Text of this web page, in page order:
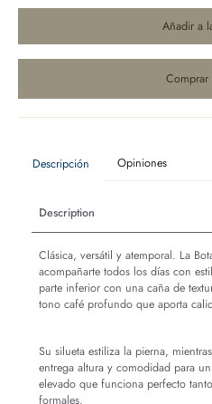
Añadir a
Comprar
Descripción Opiniones
Description
Clásica, versátil y atemporal. La
acompañarte todos los días con
parte inferior con una caña de
tono café profundo que aporta
Su silueta estiliza la pierna,
entrega altura y comodidad para
elevado que funciona perfecto
formales.